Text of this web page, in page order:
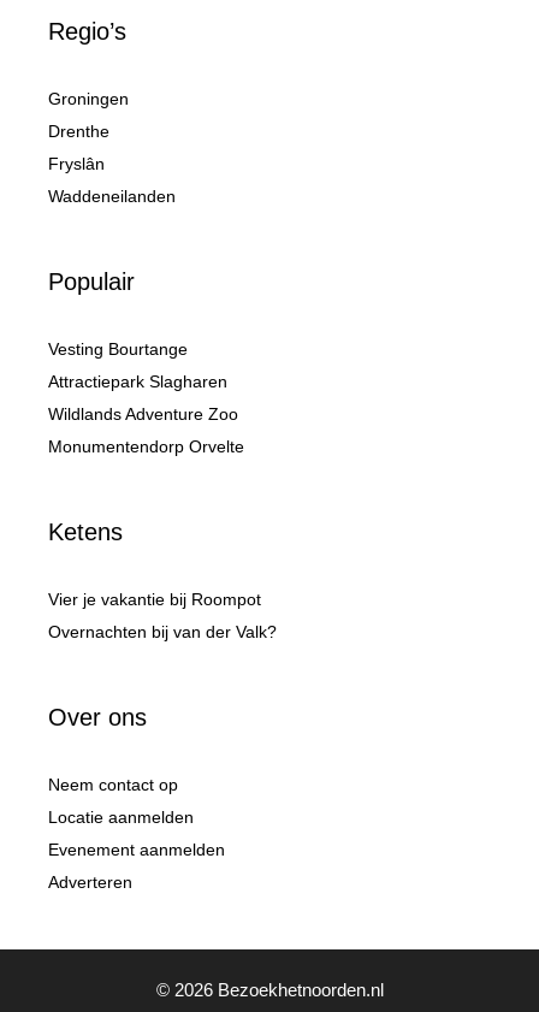
Regio’s
Groningen
Drenthe
Fryslân
Waddeneilanden
Populair
Vesting Bourtange
Attractiepark Slagharen
Wildlands Adventure Zoo
Monumentendorp Orvelte
Ketens
Vier je vakantie bij Roompot
Overnachten bij van der Valk?
Over ons
Neem contact op
Locatie aanmelden
Evenement aanmelden
Adverteren
© 2026 Bezoekhetnoorden.nl